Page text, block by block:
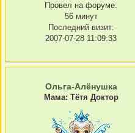
Провел на форуме:
56 минут
Последний визит:
2007-07-28 11:09:33
Ольга-Алёнушка
Мама: Тётя Доктор